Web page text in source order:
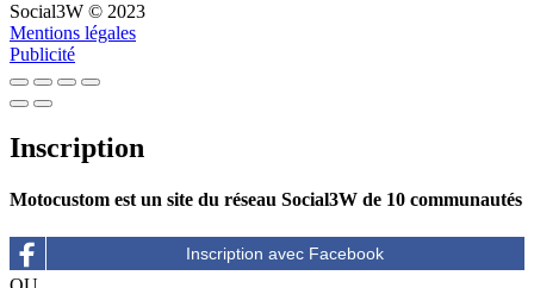
Social3W © 2023
Mentions légales
Publicité
Inscription
Motocustom est un site du réseau Social3W de 10 communautés